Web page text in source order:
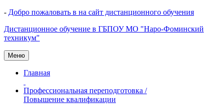
- Добро пожаловать в на сайт дистанционного обучения
Дистанционное обучение в ГБПОУ МО "Наро-Фоминский
техникум"
Меню
Главная
Профессиональная переподготовка /
Повышение квалификации